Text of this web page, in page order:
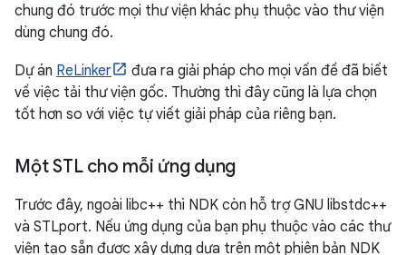
chung đó trước mọi thư viện khác phụ thuộc vào thư viện
dùng chung đó.
Dự án ReLinker
đưa ra giải pháp cho mọi vấn đề đã biết
về việc tải thư viện gốc. Thường thì đây cũng là lựa chọn
tốt hơn so với việc tự viết giải pháp của riêng bạn.
Một STL cho mỗi ứng dụng
Trước đây, ngoài libc++ thì NDK còn hỗ trợ GNU libstdc++
và STLport. Nếu ứng dụng của bạn phụ thuộc vào các thư
viện tạo sẵn được xây dựng dựa trên một phiên bản NDK